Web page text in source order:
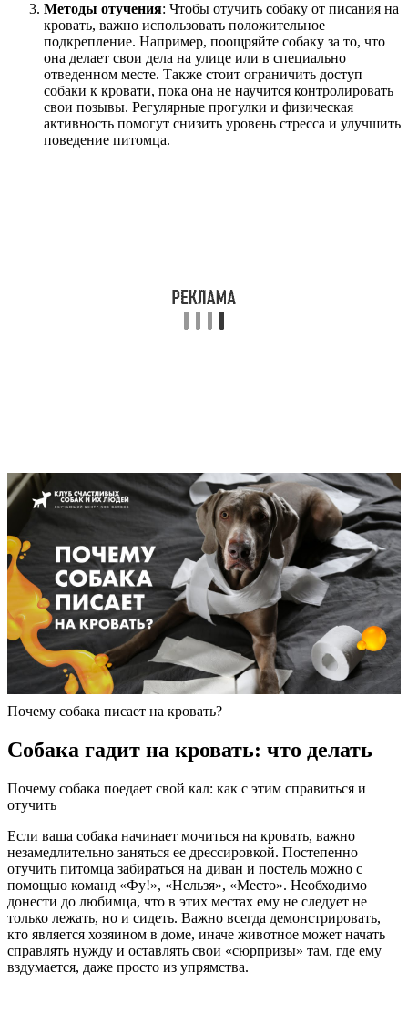
Методы отучения: Чтобы отучить собаку от писания на
кровать, важно использовать положительное
подкрепление. Например, поощряйте собаку за то, что
она делает свои дела на улице или в специально
отведенном месте. Также стоит ограничить доступ
собаки к кровати, пока она не научится контролировать
свои позывы. Регулярные прогулки и физическая
активность помогут снизить уровень стресса и улучшить
поведение питомца.
Почему собака писает на кровать?
Собака гадит на кровать: что делать
Почему собака поедает свой кал: как с этим справиться и
отучить
Если ваша собака начинает мочиться на кровать, важно
незамедлительно заняться ее дрессировкой. Постепенно
отучить питомца забираться на диван и постель можно с
помощью команд «Фу!», «Нельзя», «Место». Необходимо
донести до любимца, что в этих местах ему не следует не
только лежать, но и сидеть. Важно всегда демонстрировать,
кто является хозяином в доме, иначе животное может начать
справлять нужду и оставлять свои «сюрпризы» там, где ему
вздумается, даже просто из упрямства.